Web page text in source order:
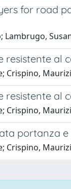
for road
resistente al
Crispino,
resistente al
Crispino,
portanza
Crispino,